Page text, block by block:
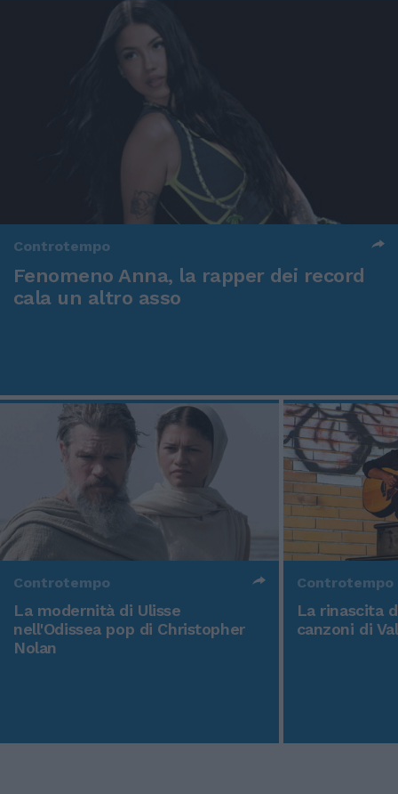
Controtempo
Fenomeno Anna, la rapper dei record
cala un altro asso
Controtempo
La modernità di Ulisse
nell'Odissea pop di Christopher
Nolan
Controtempo
La rinascita
canzoni di